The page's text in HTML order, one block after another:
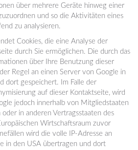
über mehrere Geräte hinweg einer
und so die Aktivitäten eines
zu analysieren.
Cookies, die eine Analyse der
durch Sie ermöglichen. Die durch das
über Ihre Benutzung dieser
Regel an einen Server von Google in
dort gespeichert. Im Falle der
auf dieser Kontaktseite, wird
jedoch innerhalb von Mitgliedstaaten
in anderen Vertragsstaaten des
Wirtschaftsraum zuvor
wird die volle IP-Adresse an
in den USA übertragen und dort